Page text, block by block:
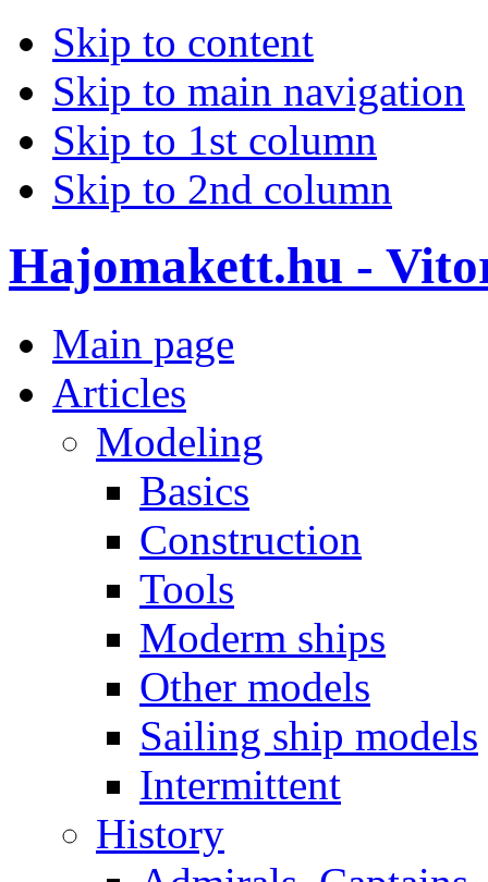
Skip to content
Skip to main navigation
Skip to 1st column
Skip to 2nd column
Hajomakett.hu -
Main page
Articles
Modeling
Basics
Construction
Tools
Moderm ships
Other models
Sailing ship models
Intermittent
History